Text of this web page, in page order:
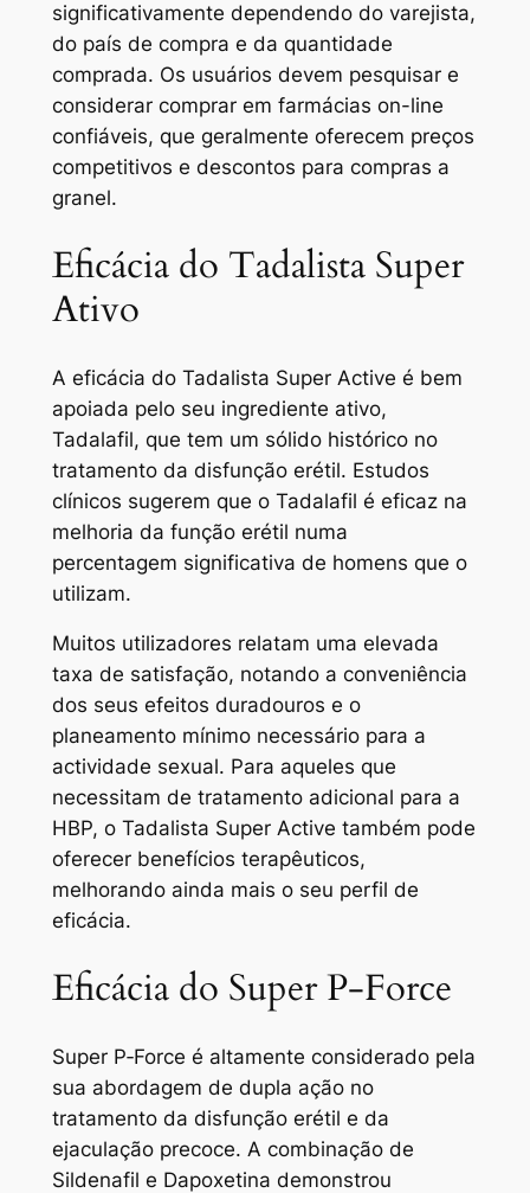
significativamente dependendo do varejista,
do país de compra e da quantidade
comprada. Os usuários devem pesquisar e
considerar comprar em farmácias on-line
confiáveis, que geralmente oferecem preços
competitivos e descontos para compras a
granel.
Eficácia do Tadalista Super
Ativo
A eficácia do Tadalista Super Active é bem
apoiada pelo seu ingrediente ativo,
Tadalafil, que tem um sólido histórico no
tratamento da disfunção erétil. Estudos
clínicos sugerem que o Tadalafil é eficaz na
melhoria da função erétil numa
percentagem significativa de homens que o
utilizam.
Muitos utilizadores relatam uma elevada
taxa de satisfação, notando a conveniência
dos seus efeitos duradouros e o
planeamento mínimo necessário para a
actividade sexual. Para aqueles que
necessitam de tratamento adicional para a
HBP, o Tadalista Super Active também pode
oferecer benefícios terapêuticos,
melhorando ainda mais o seu perfil de
eficácia.
Eficácia do Super P-Force
Super P‑Force é altamente considerado pela
sua abordagem de dupla ação no
tratamento da disfunção erétil e da
ejaculação precoce. A combinação de
Sildenafil e Dapoxetina demonstrou